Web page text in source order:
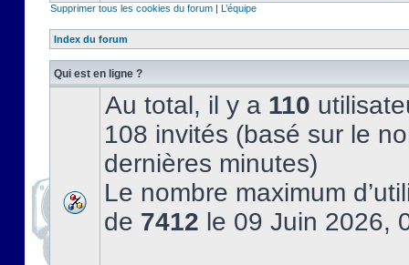
Supprimer tous les cookies du forum | L’équipe
Index du forum
Qui est en ligne ?
Au total, il y a 110
108 invités (basé sur le
dernières minutes)
Le nombre maximum
de 7412 le 09 Juin 2026,